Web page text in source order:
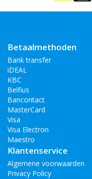
Betaalmethoden
Bank transfer
iDEAL
KBC
Belfius
Bancontact
MasterCard
Visa
Visa Electron
Maestro
Klantenservice
Algemene voorwaarden
Privacy Policy